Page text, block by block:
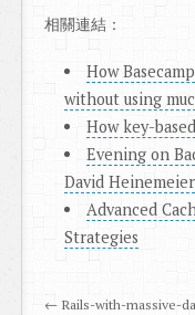
相關連結：
How
without using
How key-
Evening on
David
Advanced
Strategies
← Rails-with-massive-